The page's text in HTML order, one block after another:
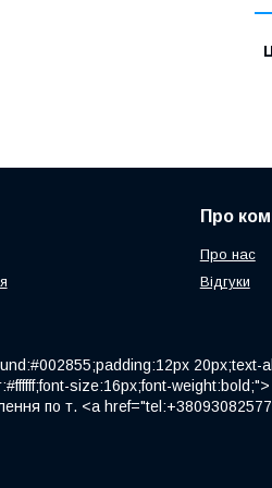
Про
Про нас
Відгуки
size:16px;font-weight:bold;">
по т. <a